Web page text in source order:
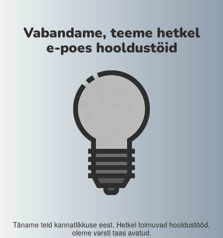
Vabandame, teeme hetkel
e-poes hooldustöid
Täname teid kannatlikkuse eest. Hetkel toimuvad hooldustööd,
oleme varsti taas avatud.